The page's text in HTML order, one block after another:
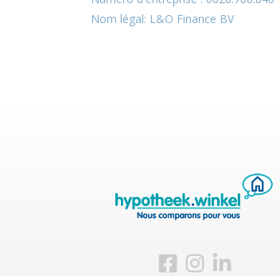
Nom légal: L&O Finance BV
Visitez-nous sur
Visitez-nous
Visitez-